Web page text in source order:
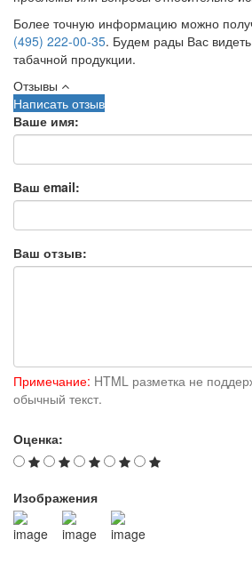
Более точную информацию можно
(495) 222-00-35. Будем рады Вас
табачной продукции.
Отзывы
Написать отзыв
Ваше имя:
Ваш email:
Ваш отзыв:
Примечание: HTML разметка не
обычный текст.
Оценка:
Изображения